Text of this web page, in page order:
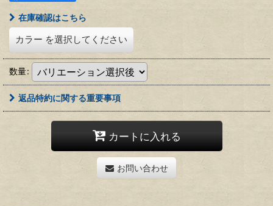
在庫確認はこちら
カラー を選択してください
数量:
返品特約に関する重要事項
カートに入れる
お問い合わせ